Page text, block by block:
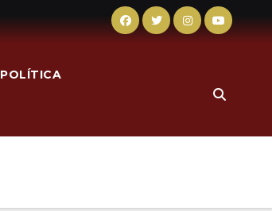
POLÍTICA